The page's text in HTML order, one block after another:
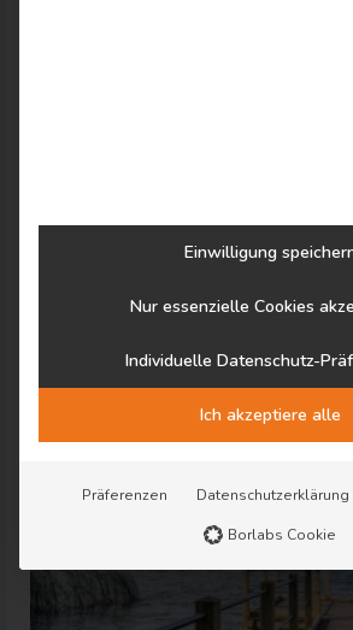
Einwilligung
Nur essenzielle Cookies
Individuelle Datenschutz-
Ich akzeptiere alle
Präferenzen Datenschutzerklärung
Borlabs Cookie